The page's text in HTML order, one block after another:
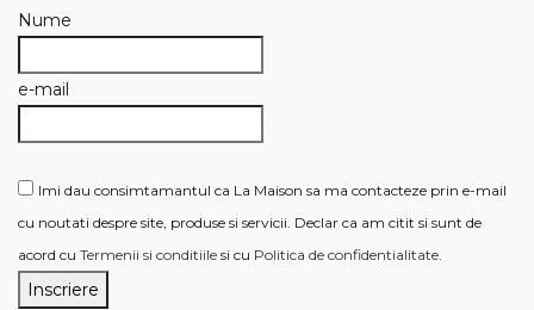
Nume
e-mail
Imi dau consimtamantul ca La Maison sa ma contacteze prin e-mail
cu noutati despre site, produse si servicii. Declar ca am citit si sunt de
acord cu Termenii si conditiile si cu Politica de confidentialitate.